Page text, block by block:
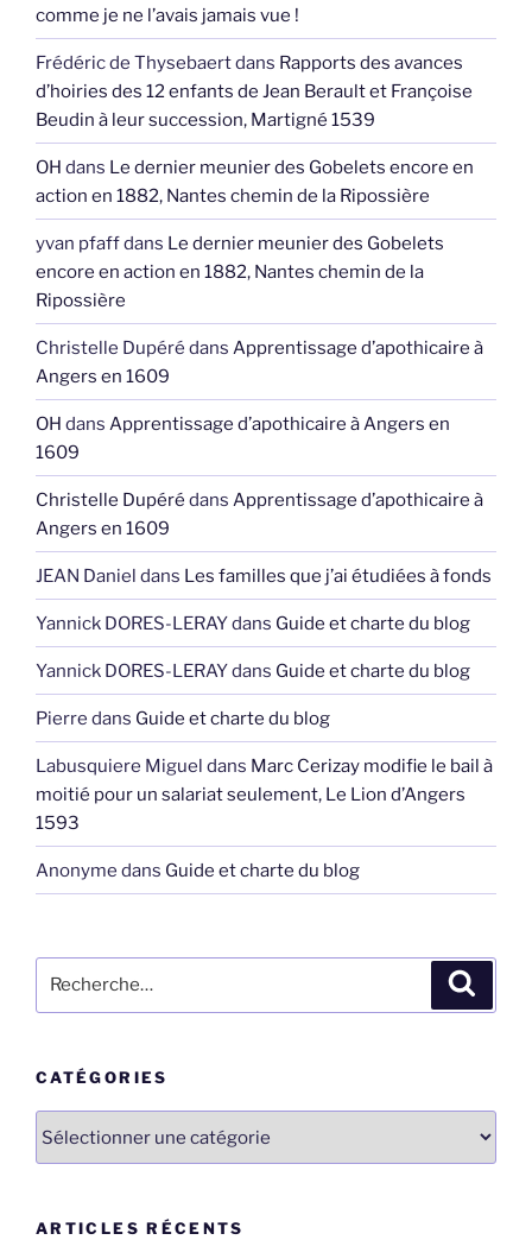
comme je ne l’avais jamais vue !
Frédéric de Thysebaertdans Rapports des avances
d’hoiries des 12 enfants de Jean Berault et Françoise
Beudin à leur succession, Martigné 1539
OH dans Le dernier meunier des Gobelets encore en
action en 1882, Nantes chemin de la Ripossière
yvan pfaffdans Le dernier meunier des Gobelets
encore en action en 1882, Nantes chemin de la
Ripossière
Christelle Dupéré dans Apprentissage d’apothicaire à
Angers en 1609
OH dans Apprentissage d’apothicaire à Angers en
1609
Christelle Dupéré dans Apprentissage d’apothicaire à
Angers en 1609
JEAN Daniel dans Les familles que j’ai étudiées à fonds
Yannick DORES-LERAYdans Guide et charte du blog
Yannick DORES-LERAYdans Guide et charte du blog
Pierre dans Guide et charte du blog
Labusquiere Miguel dans Marc Cerizay modifie le bail à
moitié pour un salariat seulement, Le Lion d’Angers
1593
Anonyme dans Guide et charte du blog
pour
CATÉGORIES
ARTICLES RÉCENTS